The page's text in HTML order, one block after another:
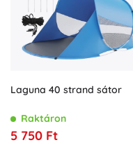
Laguna 40 strand sátor
Raktáron
5 750 Ft